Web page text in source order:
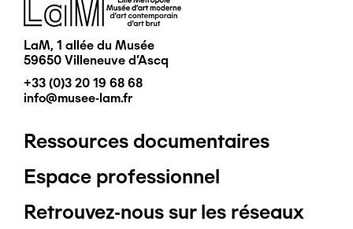
Image
LaM, 1 allée du Musée
59650 Villeneuve d'Ascq
+33 (0)3 20 19 68 68
info@musee-lam.fr
Pied
de
Ressources documentaires
Espace professionnel
Retrouvez-nous sur les réseaux